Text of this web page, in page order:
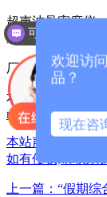
超声波骨密度仪
织来测量人体的
厂家咨询电话：
本篇文章网址：
本站声明:网站部
如有侵权,请联系
上一篇：“假期
欢迎访
品？
现在咨